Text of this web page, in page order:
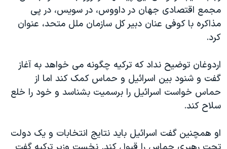
فرهنگ و زندگی
حقوق شهروندی
علم و فناوری
اسرائیل در جنگ
گالری عکس
مستندها
انتخابات ریاست جمهوری آمریکا ۲۰۲۴
رمز مهسا
ورزش زنان در ایران
اعتراضات زن، زندگی، آزادی
تریبونال مردمی آبان ۹۸
دنبال کنید
زبانهای مختلف
مجمع اقتصادی جهان در داووس، در سويس، در پی
مذاکره با کوفی عنان دبير کل سازمان ملل متحد، عنوان
کرد.
اردوغان توضيح نداد که ترکيه چگونه می خواهد به آغاز
گفت و شنود بين اسرائيل و حماس کمک کند اما از
حماس خواست اسرائيل را برسميت بشناسد و خود را خلع
سلاح کند.
او همچنين گفت اسرائيل بايد نتايج انتخابات و يک دولت